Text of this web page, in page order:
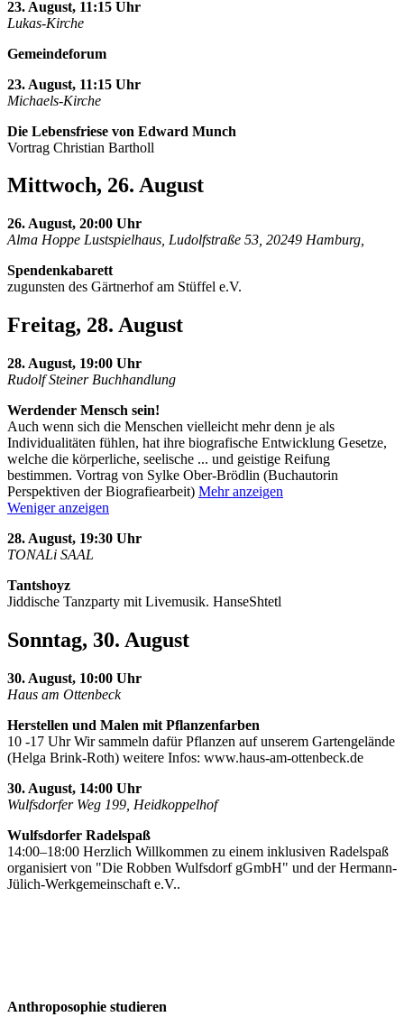
23. August, 11:15 Uhr
Lukas-Kirche
Gemeindeforum
23. August, 11:15 Uhr
Michaels-Kirche
Die Lebensfriese von Edward Munch
Vortrag Christian Bartholl
Mittwoch, 26. August
26. August, 20:00 Uhr
Alma Hoppe Lustspielhaus, Ludolfstraße 53, 20249 Hamburg,
Spendenkabarett
zugunsten des Gärtnerhof am Stüffel e.V.
Freitag, 28. August
28. August, 19:00 Uhr
Rudolf Steiner Buchhandlung
Werdender Mensch sein!
Auch wenn sich die Menschen vielleicht mehr denn je als
Individualitäten fühlen, hat ihre biografische Entwicklung Gesetze,
welche die körperliche, seelische ... und geistige Reifung
bestimmen. Vortrag von Sylke Ober-Brödlin (Buchautorin
Perspektiven der Biografiearbeit) Mehr anzeigen
Weniger anzeigen
28. August, 19:30 Uhr
TONALi SAAL
Tantshoyz
Jiddische Tanzparty mit Livemusik. HanseShtetl
Sonntag, 30. August
30. August, 10:00 Uhr
Haus am Ottenbeck
Herstellen und Malen mit Pflanzenfarben
10 -17 Uhr Wir sammeln dafür Pflanzen auf unserem Gartengelände
(Helga Brink-Roth) weitere Infos: www.haus-am-ottenbeck.de
30. August, 14:00 Uhr
Wulfsdorfer Weg 199, Heidkoppelhof
Wulfsdorfer Radelspaß
14:00–18:00 Herzlich Willkommen zu einem inklusiven Radelspaß
organisiert von "Die Robben Wulfsdorf gGmbH" und der Hermann-
Jülich-Werkgemeinschaft e.V..
Anthroposophie studieren